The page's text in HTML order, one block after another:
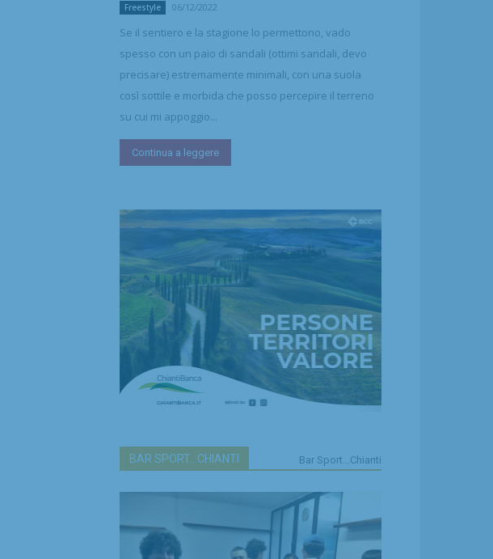
Freestyle 06/12/2022
Se il sentiero e la stagione lo permettono, vado
spesso con un paio di sandali (ottimi sandali, devo
precisare) estremamente minimali, con una suola
così sottile e morbida che posso percepire il terreno
su cui mi appoggio...
Continua a leggere
BAR SPORT...CHIANTI Bar Sport...Chianti